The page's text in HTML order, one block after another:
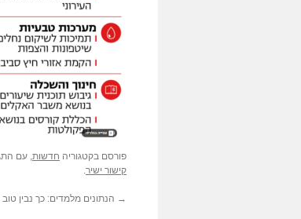
פורסם בקטגוריה חדשות, עם
קישור ישיר.
→ הנתונים מלמדים: כך נבין